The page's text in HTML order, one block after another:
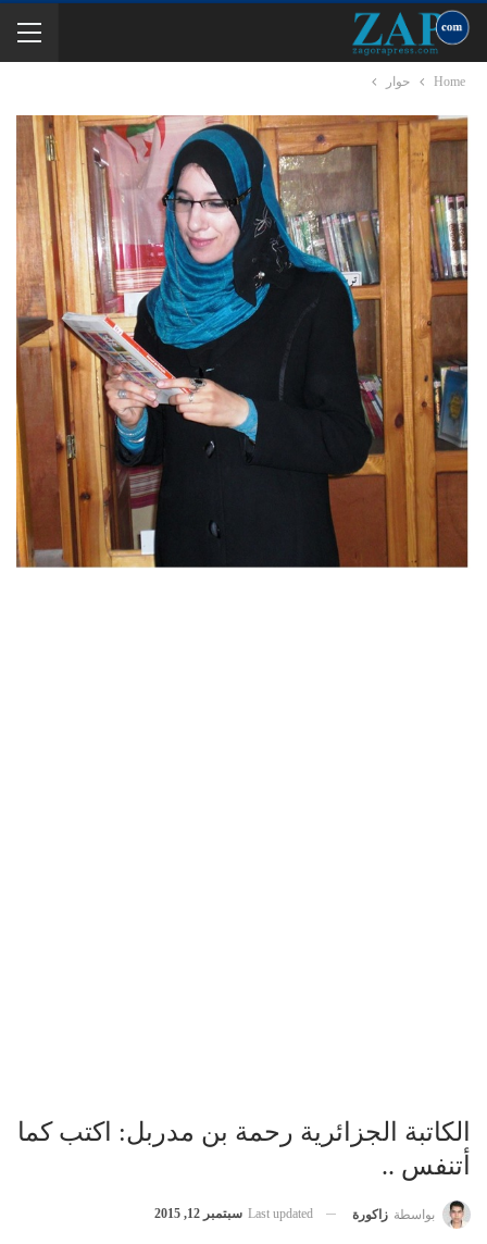
Home حوار
الكاتبة الجزائرية رحمة بن مدربل: اكتب كما
أتنفس ..
بواسطة زاكورة Last updated سبتمبر 12, 2015